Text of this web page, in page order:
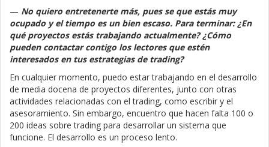
— No quiero entretenerte más, pues se que estás muy
ocupado y el tiempo es un bien escaso. Para terminar: ¿En
qué proyectos estás trabajando actualmente? ¿Cómo
pueden contactar contigo los lectores que estén
interesados en tus estrategias de trading?
En cualquier momento, puedo estar trabajando en el desarrollo
de media docena de proyectos diferentes, junto con otras
actividades relacionadas con el trading, como escribir y el
asesoramiento. Sin embargo, encuentro que hacen falta 100 o
200 ideas sobre trading para desarrollar un sistema que
funcione. El desarrollo es un proceso lento.